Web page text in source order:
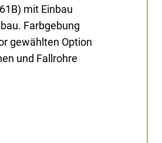
mit Einbau
Farbgebung
gewählten Option
und Fallrohre